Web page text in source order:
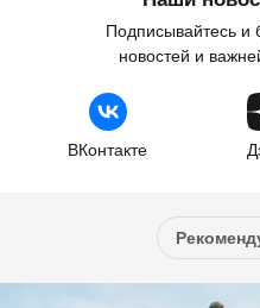
Подписывайтесь и
новостей и
ВКонтакте